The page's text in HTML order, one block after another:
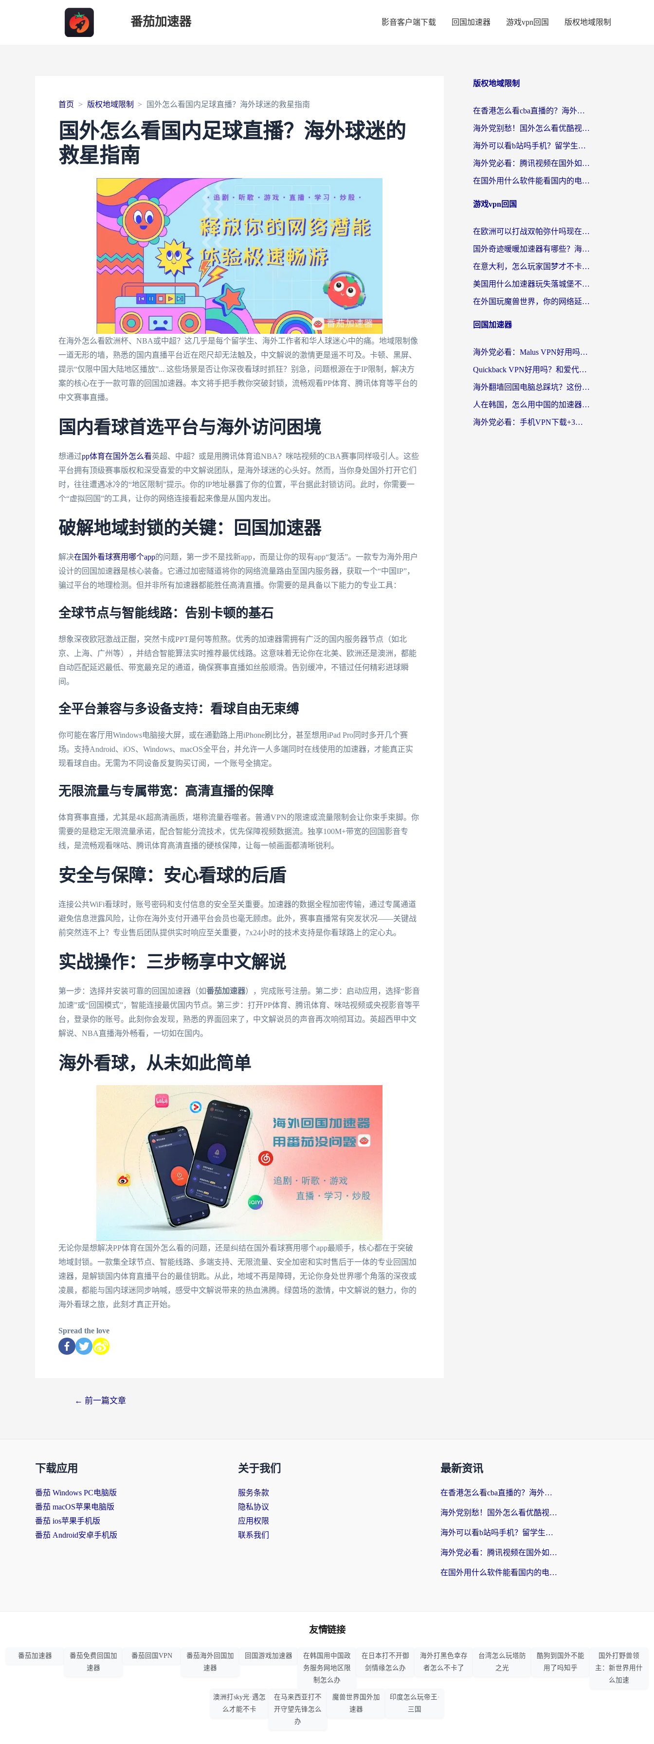
番茄加速器 影音客户端下载 回国加速器 游戏vpn回国 版权地域限制
首页 版权地域限制 国外怎么看国内足球直播？海外球迷的救星指南
国外怎么看国内足球直播？海外球迷的
救星指南
在海外怎么看欧洲杯、NBA或中超？这几乎是每个留学生、海外工作者和华人球迷心中的痛。地域限制像
一道无形的墙，熟悉的国内直播平台近在咫尺却无法触及，中文解说的激情更是遥不可及。卡顿、黑屏、
提示“仅限中国大陆地区播放”... 这些场景是否让你深夜看球时抓狂？别急，问题根源在于IP限制，解决方
案的核心在于一款可靠的回国加速器。本文将手把手教你突破封锁，流畅观看PP体育、腾讯体育等平台的
中文赛事直播。
国内看球首选平台与海外访问困境
想通过pp体育在国外怎么看英超、中超？或是用腾讯体育追NBA？咪咕视频的CBA赛事同样吸引人。这些
平台拥有顶级赛事版权和深受喜爱的中文解说团队，是海外球迷的心头好。然而，当你身处国外打开它们
时，往往遭遇冰冷的“地区限制”提示。你的IP地址暴露了你的位置，平台据此封锁访问。此时，你需要一
个“虚拟回国”的工具，让你的网络连接看起来像是从国内发出。
破解地域封锁的关键：回国加速器
解决在国外看球赛用哪个app的问题，第一步不是找新app，而是让你的现有app“复活”。一款专为海外用户
设计的回国加速器是核心装备。它通过加密隧道将你的网络流量路由至国内服务器，获取一个“中国IP”，
骗过平台的地理检测。但并非所有加速器都能胜任高清直播。你需要的是具备以下能力的专业工具：
全球节点与智能线路：告别卡顿的基石
想象深夜欧冠激战正酣，突然卡成PPT是何等煎熬。优秀的加速器需拥有广泛的国内服务器节点（如北
京、上海、广州等），并结合智能算法实时推荐最优线路。这意味着无论你在北美、欧洲还是澳洲，都能
自动匹配延迟最低、带宽最充足的通道，确保赛事直播如丝般顺滑。告别缓冲，不错过任何精彩进球瞬
间。
全平台兼容与多设备支持：看球自由无束缚
你可能在客厅用Windows电脑接大屏，或在通勤路上用iPhone刷比分，甚至想用iPad Pro同时多开几个赛
场。支持Android、iOS、Windows、macOS全平台，并允许一人多端同时在线使用的加速器，才能真正实
现看球自由。无需为不同设备反复购买订阅，一个账号全搞定。
无限流量与专属带宽：高清直播的保障
体育赛事直播，尤其是4K超高清画质，堪称流量吞噬者。普通VPN的限速或流量限制会让你束手束脚。你
需要的是稳定无限流量承诺，配合智能分流技术，优先保障视频数据流。独享100M+带宽的回国影音专
线，是流畅观看咪咕、腾讯体育高清直播的硬核保障，让每一帧画面都清晰锐利。
安全与保障：安心看球的后盾
连接公共WiFi看球时，账号密码和支付信息的安全至关重要。加速器的数据全程加密传输，通过专属通道
避免信息泄露风险，让你在海外支付开通平台会员也毫无顾虑。此外，赛事直播常有突发状况——关键战
前突然连不上？专业售后团队提供实时响应至关重要，7x24小时的技术支持是你看球路上的定心丸。
实战操作：三步畅享中文解说
第一步：选择并安装可靠的回国加速器（如番茄加速器），完成账号注册。第二步：启动应用，选择“影音
加速”或“回国模式”，智能连接最优国内节点。第三步：打开PP体育、腾讯体育、咪咕视频或央视影音等平
台，登录你的账号。此刻你会发现，熟悉的界面回来了，中文解说员的声音再次响彻耳边。英超西甲中文
解说、NBA直播海外畅看，一切如在国内。
海外看球，从未如此简单
无论你是想解决PP体育在国外怎么看的问题，还是纠结在国外看球赛用哪个app最顺手，核心都在于突破
地域封锁。一款集全球节点、智能线路、多端支持、无限流量、安全加密和实时售后于一体的专业回国加
速器，是解锁国内体育直播平台的最佳钥匙。从此，地域不再是障碍，无论你身处世界哪个角落的深夜或
凌晨，都能与国内球迷同步呐喊，感受中文解说带来的热血沸腾。绿茵场的激情，中文解说的魅力，你的
海外看球之旅，此刻才真正开始。
Spread the love
← 前一篇文章
版权地域限制
在香港怎么看cba直播的？海外党体育观赛终极指南：告别版权限制，畅享中文解说
海外党别愁！国外怎么看优酷视频？一招解决追剧、看直播难题
海外可以看b站吗手机？留学生亲测有效的回国加速指南
海外党必看：腾讯视频在国外如何解除地域限制？附优酷咪咕使用指南
在国外用什么软件能看国内的电视剧啊？留学生亲测有效的回国加速方案
游戏vpn回国
在欧洲可以打战双帕弥什吗现在？跨越延迟墙的实战指南
国外奇迹暖暖加速器有哪些？海外党国服游戏畅玩终极指南（附亲测推荐）
在意大利，怎么玩家国梦才不卡？这份终极加速指南请收好
美国用什么加速器玩失落城堡不卡？海外党亲测有效的国服游戏加速指南
在外国玩魔兽世界，你的网络延迟是最大的敌人
回国加速器
海外党必看：Malus VPN好用吗？和迅猛兔VPN对比哪个回国效果更好？附真实体验与避坑指南
Quickback VPN好用吗？和爱代理VPN对比哪个回国效果更好？
海外翻墙回国电脑总踩坑？这份实测指南帮你选对加速器（附ChickCNinitapMalus对比）
人在韩国，怎么用中国的加速器刷剧打游戏？这份真实体验指南给你答案
海外党必看：手机VPN下载+3步选对回国加速器，无缝刷国内资源不再愁
下载应用
番茄 Windows PC电脑版
番茄 macOS苹果电脑版
番茄 ios苹果手机版
番茄 Android安卓手机版
关于我们
服务条款
隐私协议
应用权限
联系我们
最新资讯
在香港怎么看cba直播的？海外党体育观赛终极指南：告别版权限制，畅享中文解说
海外党别愁！国外怎么看优酷视频？一招解决追剧、看直播难题
海外可以看b站吗手机？留学生亲测有效的回国加速指南
海外党必看：腾讯视频在国外如何解除地域限制？附优酷咪咕使用指南
在国外用什么软件能看国内的电视剧啊？留学生亲测有效的回国加速方案
友情链接
番茄加速器
番茄免费回国加
速器
番茄回国VPN
番茄海外回国加
速器
回国游戏加速器
在韩国用中国政
务服务网地区限
制怎么办
在日本打不开御
剑情缘怎么办
海外打黑色幸存
者怎么不卡了
台湾怎么玩塔防
之光
酷狗到国外不能
用了吗知乎
国外打野兽领
主：新世界用什
么加速
澳洲打sky光·遇怎
么才能不卡
在马来西亚打不
开守望先锋怎么
办
魔兽世界国外加
速器
印度怎么玩帝王·
三国